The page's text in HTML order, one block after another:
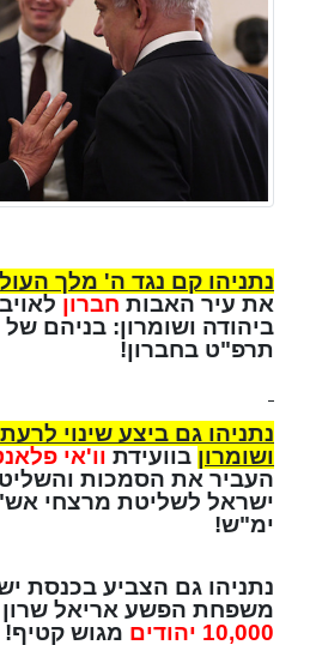
נתניהו קם נגד ה' מלך
את עיר האבות חברון
ביהודה ושומרון: בניהם
תרפ"ט בחברון!
נתניהו גם ביצע שינוי
ושומרון בוועידת וו'אי
העביר את הסמכות
ישראל לשליטת מרצחי
ימ"ש!
נתניהו גם הצביע בכנסת
משפחת הפשע אריאל שרון
10,000 יהודים
מגוש קטיף!